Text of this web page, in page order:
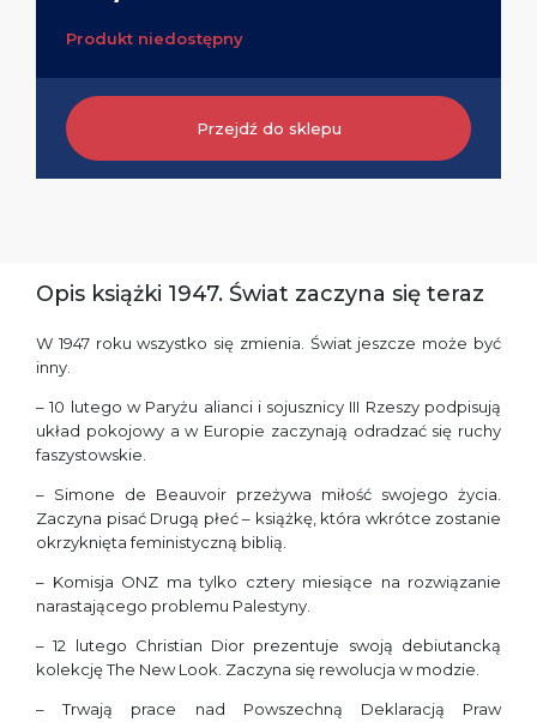
Produkt niedostępny
Przejdź do sklepu
Opis książki 1947. Świat zaczyna się teraz
W 1947 roku wszystko się zmienia. Świat jeszcze może być
inny.
– 10 lutego w Paryżu alianci i sojusznicy III Rzeszy podpisują
układ pokojowy a w Europie zaczynają odradzać się ruchy
faszystowskie.
– Simone de Beauvoir przeżywa miłość swojego życia.
Zaczyna pisać Drugą płeć – książkę, która wkrótce zostanie
okrzyknięta feministyczną biblią.
– Komisja ONZ ma tylko cztery miesiące na rozwiązanie
narastającego problemu Palestyny.
– 12 lutego Christian Dior prezentuje swoją debiutancką
kolekcję The New Look. Zaczyna się rewolucja w modzie.
– Trwają prace nad Powszechną Deklaracją Praw